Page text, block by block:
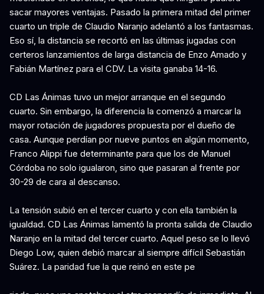
sacar mayores ventajas. Pasado la primera mitad del primer
cuarto un triple de Claudio Naranjo adelantó a los fantasmas.
Eso sí, la distancia se recortó en las últimas jugadas con
certeros lanzamientos de larga distancia de Enzo Amado y
Fabián Martínez para el CDV. La visita ganaba 14-16.
CD Las Ánimas tuvo un mejor arranque en el segundo
cuarto. Sin embargo, la diferencia la comenzó a marcar la
mayor rotación de jugadores propuesta por el dueño de
casa. Aunque perdían por nueve puntos en algún momento,
Franco Alippi fue determinante para que los de Manuel
Córdoba no solo igualaron, sino que pasaran al frente por
30-29 de cara al descanso.
La tensión subió en el tercer cuarto y con ella también la
igualdad. CD Las Ánimas lamentó la pronta salida de Claudio
Naranjo en la mitad del tercer cuarto. Aquel peso se lo llevó
Diego Low, quien debió marcar al siempre difícil Sebastián
Suárez. La paridad fue la que reinó en este pe